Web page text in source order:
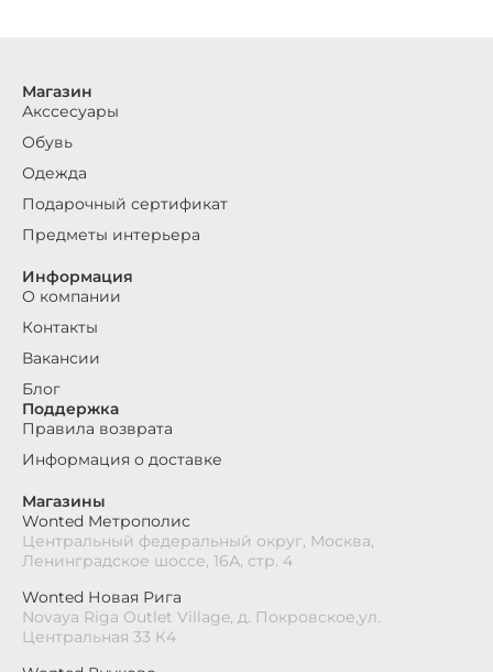
Магазины
Wonted Метрополис
Центральный федеральный округ, Москва,
Ленинградское шоссе, 16А, стр. 4
Wonted Новая Рига
Novaya Riga Outlet Village, д. Покровское,ул.
Центральная 33 К4
Магазин
Акссесуары
Обувь
Одежда
Подарочный сертификат
Предметы интерьера
Информация
О компании
Контакты
Вакансии
Блог
Поддержка
Правила возврата
Информация о доставке